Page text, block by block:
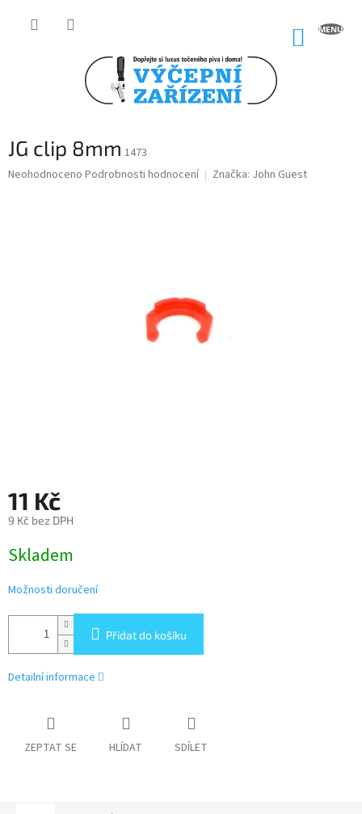
JG clip 8mm 1473
Průměrné
Neohodnoceno Podrobnosti hodnocení Značka: John Guest
11 Kč
9 Kč bez DPH
cena:
Skladem
Možnosti doručení
Přidat do košíku
Detailní informace
ZEPTAT SE HLÍDAT SDÍLET